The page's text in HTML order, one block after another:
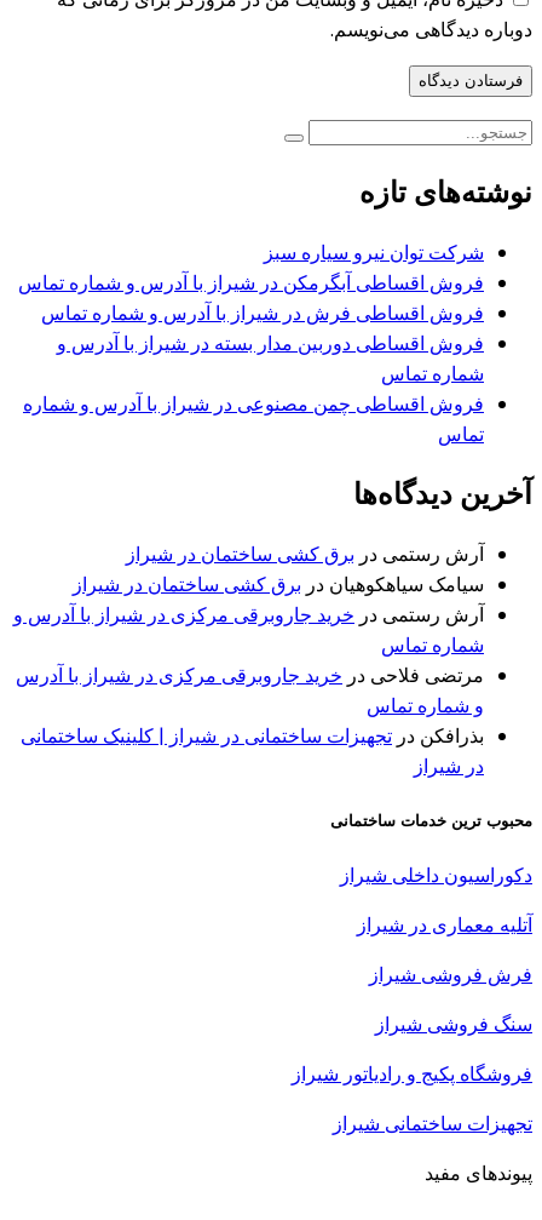
دوباره دیدگاهی می‌نویسم.
نوشته‌های تازه
شرکت توان نیرو سیاره سبز
فروش اقساطی آبگرمکن در شیراز با آدرس و شماره تماس
فروش اقساطی فرش در شیراز با آدرس و شماره تماس
فروش اقساطی دوربین مدار بسته در شیراز با آدرس و
شماره تماس
فروش اقساطی چمن مصنوعی در شیراز با آدرس و شماره
تماس
آخرین دیدگاه‌ها
آرش رستمی در برق کشی ساختمان در شیراز
سیامک سیاهکوهیان در برق کشی ساختمان در شیراز
آرش رستمی در خرید جاروبرقی مرکزی در شیراز با آدرس و
شماره تماس
مرتضی فلاحی در خرید جاروبرقی مرکزی در شیراز با آدرس
و شماره تماس
بذرافكن در تجهیزات ساختمانی در شیراز | کلینیک ساختمانی
در شیراز
محبوب ترین خدمات ساختمانی
دکوراسیون داخلی شیراز
آتلیه معماری در شیراز
فرش فروشی شیراز
سنگ فروشی شیراز
فروشگاه پکیج و رادیاتور شیراز
تجهیزات ساختمانی شیراز
پیوندهای مفید